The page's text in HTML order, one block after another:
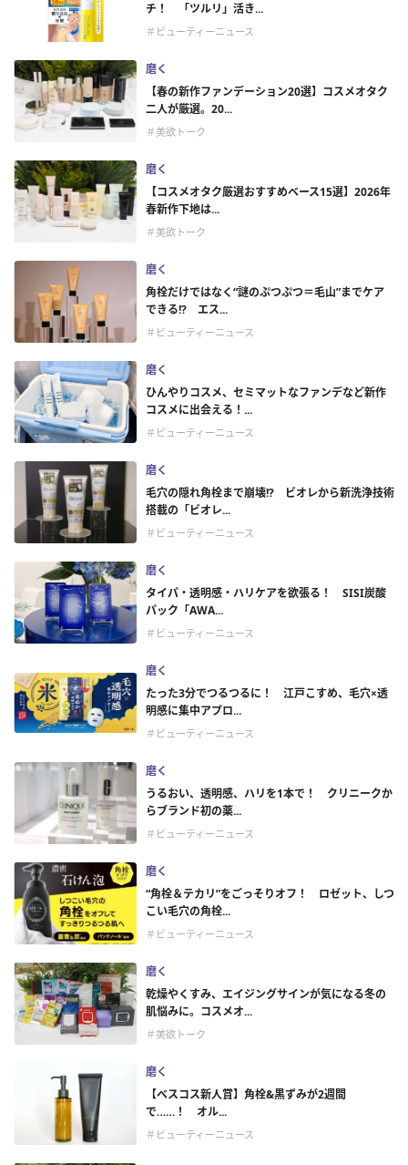
チ！ 「ツルリ」活き...
＃ビューティーニュース
磨く
【春の新作ファンデーション20選】コスメオタク
二人が厳選。20...
＃美欲トーク
磨く
【コスメオタク厳選おすすめベース15選】2026年
春新作下地は...
＃美欲トーク
磨く
角栓だけではなく“謎のぷつぷつ＝毛山”までケア
できる!? エス...
＃ビューティーニュース
磨く
ひんやりコスメ、セミマットなファンデなど新作
コスメに出会える！...
＃ビューティーニュース
磨く
毛穴の隠れ角栓まで崩壊!? ビオレから新洗浄技術
搭載の「ビオレ...
＃ビューティーニュース
磨く
タイパ・透明感・ハリケアを欲張る！ SISI炭酸
パック「AWA...
＃ビューティーニュース
磨く
たった3分でつるつるに！ 江戸こすめ、毛穴×透
明感に集中アプロ...
＃ビューティーニュース
磨く
うるおい、透明感、ハリを1本で！ クリニークか
らブランド初の薬...
＃ビューティーニュース
磨く
“角栓＆テカリ”をごっそりオフ！ ロゼット、しつ
こい毛穴の角栓...
＃ビューティーニュース
磨く
乾燥やくすみ、エイジングサインが気になる冬の
肌悩みに。コスメオ...
＃美欲トーク
磨く
【ベスコス新人賞】角栓&黒ずみが2週間
で……！ オル...
＃ビューティーニュース